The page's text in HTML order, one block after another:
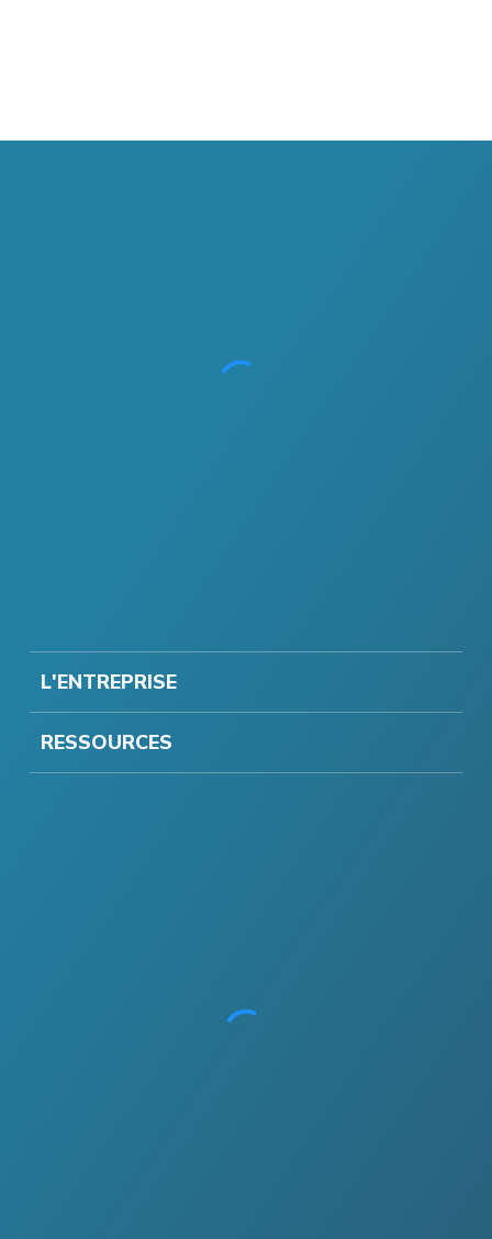
L'ENTREPRISE
RESSOURCES